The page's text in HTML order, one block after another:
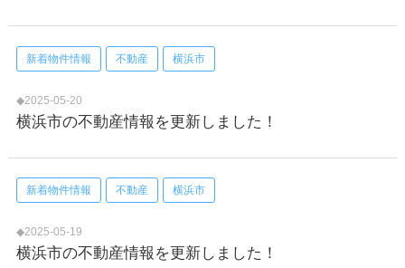
新着物件情報 不動産 横浜市
◆2025-05-20
横浜市の不動産情報を更新しました！
新着物件情報 不動産 横浜市
◆2025-05-19
横浜市の不動産情報を更新しました！